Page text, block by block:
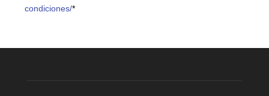
condiciones/*